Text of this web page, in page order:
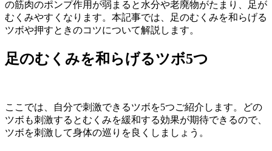
の筋肉のポンプ作用が弱まると水分や老廃物がたまり、足が
むくみやすくなります。本記事では、足のむくみを和らげる
ツボや押すときのコツについて解説します。
足のむくみを和らげるツボ5つ
ここでは、自分で刺激できるツボを5つご紹介します。どの
ツボも刺激するとむくみを緩和する効果が期待できるので、
ツボを刺激して身体の巡りを良くしましょう。